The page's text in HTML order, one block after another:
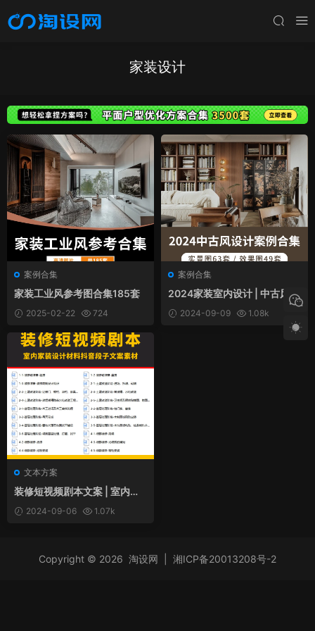
家装设计
案例合集
家装工业风参考图合集185套
2025-02-22 724
案例合集
2024家装室内设计 | 中古风设
计案例合集
2024-09-09 1.08k
文本方案
装修短视频剧本文案 | 室内家
装设计材料抖音段子文案素材
2024-09-06 1.07k
Copyright © 2026 淘设网 湘ICP备20013208号-2